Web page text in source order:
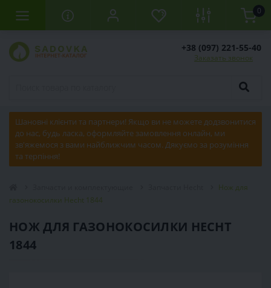
0
+38 (097) 221-55-40
Заказать звонок
Шановні клієнти та партнери! Якщо ви не можете додзвонитися
до нас, будь ласка, оформляйте замовлення онлайн, ми
зв'яжемося з вами найближчим часом. Дякуємо за розуміння
та терпіння!
Нож для
газонокосилки Hecht 1844
НОЖ ДЛЯ ГАЗОНОКОСИЛКИ HECHT
1844